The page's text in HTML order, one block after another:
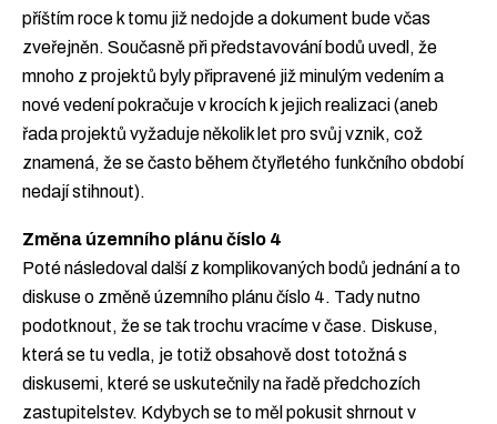
příštím roce k tomu již nedojde a dokument bude včas
zveřejněn. Současně při představování bodů uvedl, že
mnoho z projektů byly připravené již minulým vedením a
nové vedení pokračuje v krocích k jejich realizaci (aneb
řada projektů vyžaduje několik let pro svůj vznik, což
znamená, že se často během čtyřletého funkčního období
nedají stihnout).
Změna územního plánu číslo 4
Poté následoval další z komplikovaných bodů jednání a to
diskuse o změně územního plánu číslo 4. Tady nutno
podotknout, že se tak trochu vracíme v čase. Diskuse,
která se tu vedla, je totiž obsahově dost totožná s
diskusemi, které se uskutečnily na řadě předchozích
zastupitelstev. Kdybych se to měl pokusit shrnout v